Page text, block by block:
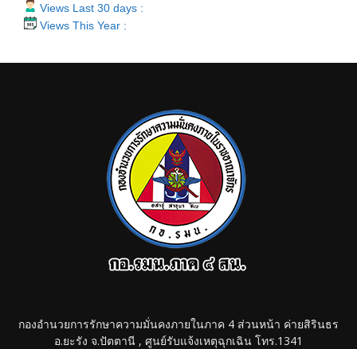
Views Last 30 days :
Views This Year :
กองอำนวยการรักษาความมั่นคงภายในภาค 4 ส่วนหน้า ค่ายสิรินธร
อ.ยะรัง จ.ปัตตานี , ศูนย์รับแจ้งเหตุฉุกเฉิน โทร.1341